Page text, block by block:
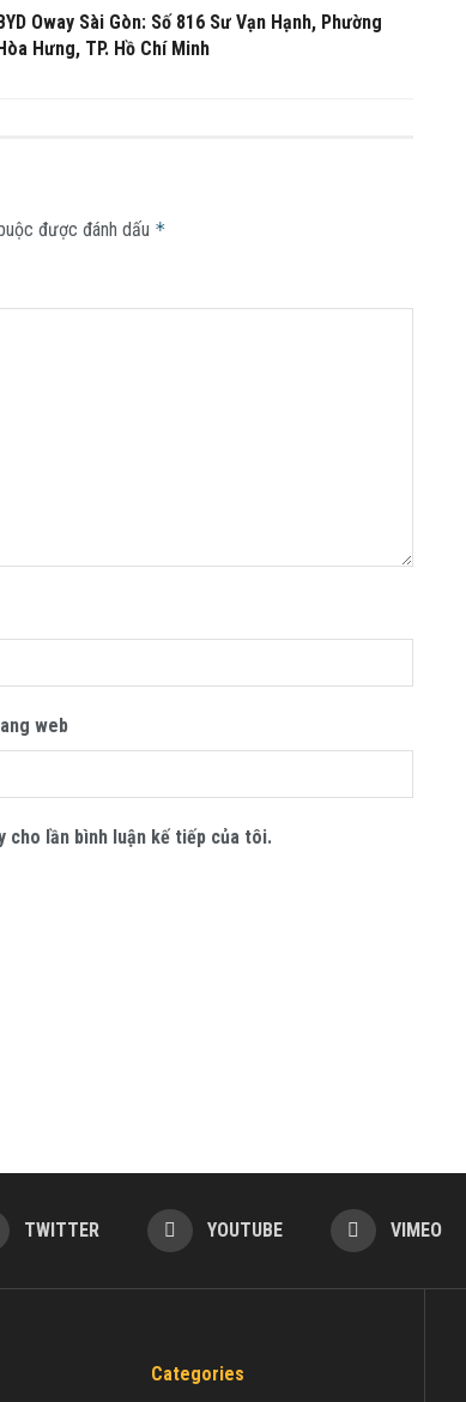
BYD Oway Sài Gòn: Số 816 Sư Vạn Hạnh, Phường
Hòa Hưng, TP. Hồ Chí Minh
được đánh dấu *
web
lần bình luận kế tiếp của tôi.
TWITTER YOUTUBE VIMEO
Categories